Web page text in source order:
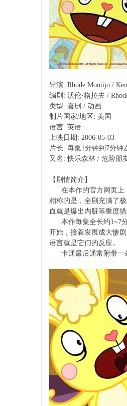
导演: Rhode Montijo /
编剧: 沃伦·格拉夫 /
类型: 喜剧 / 动画
制片国家/地区: 美国
语言: 英语
上映日期: 2006-05-03
片长: 每集1分钟到7分钟
又名: 快乐森林 / 危险朋
【剧情简介】
在本作的官方网页上，
相称的是，全剧充满了
血就是爆出内脏等重度猎
本作每集全长约1~7分
开始，接着发展成大惨
语言就是它们的反应。
卡通最后通常附带一